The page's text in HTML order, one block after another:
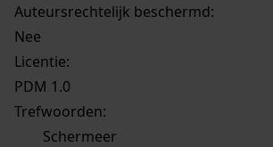
Auteursrechtelijk beschermd:
Nee
Licentie:
PDM 1.0
Trefwoorden:
Schermeer